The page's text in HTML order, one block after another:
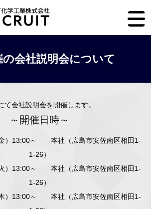
の会社説明会について
て会社説明会を開催します。
～開催日時～
）13:00～ 本社（広島市安佐南区相田1-
1-26）
）13:00～ 本社（広島市安佐南区相田1-
1-26）
）13:00～ 本社（広島市安佐南区相田1-